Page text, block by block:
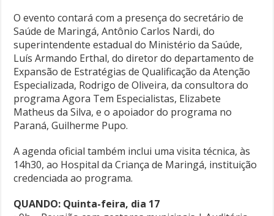
O evento contará com a presença do secretário de
Saúde de Maringá, Antônio Carlos Nardi, do
superintendente estadual do Ministério da Saúde,
Luís Armando Erthal, do diretor do departamento de
Expansão de Estratégias de Qualificação da Atenção
Especializada, Rodrigo de Oliveira, da consultora do
programa Agora Tem Especialistas, Elizabete
Matheus da Silva, e o apoiador do programa no
Paraná, Guilherme Pupo.
A agenda oficial também inclui uma visita técnica, às
14h30, ao Hospital da Criança de Maringá, instituição
credenciada ao programa.
QUANDO: Quinta-feira, dia 17